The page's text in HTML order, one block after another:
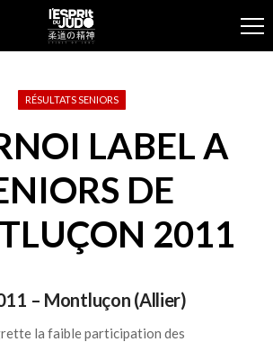
RÉSULTATS SENIORS
LABEL A
DE
2011
– Montluçon (Allier)
la faible participation des